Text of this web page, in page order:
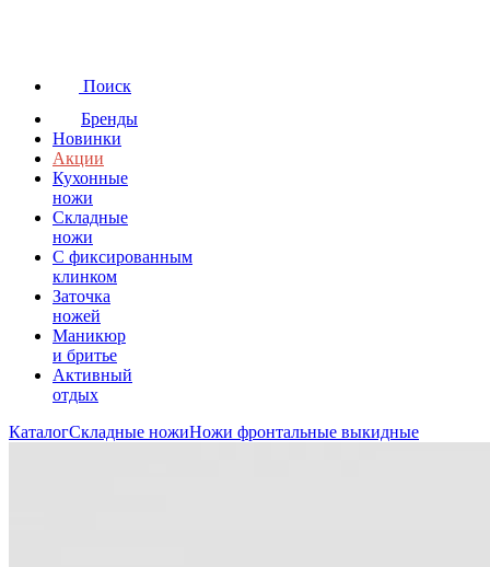
Поиск
Бренды
Новинки
Акции
Кухонные
ножи
Складные
ножи
C фиксированным
клинком
Заточка
ножей
Маникюр
и бритье
Активный
отдых
КаталогСкладные ножиНожи фронтальные выкидные